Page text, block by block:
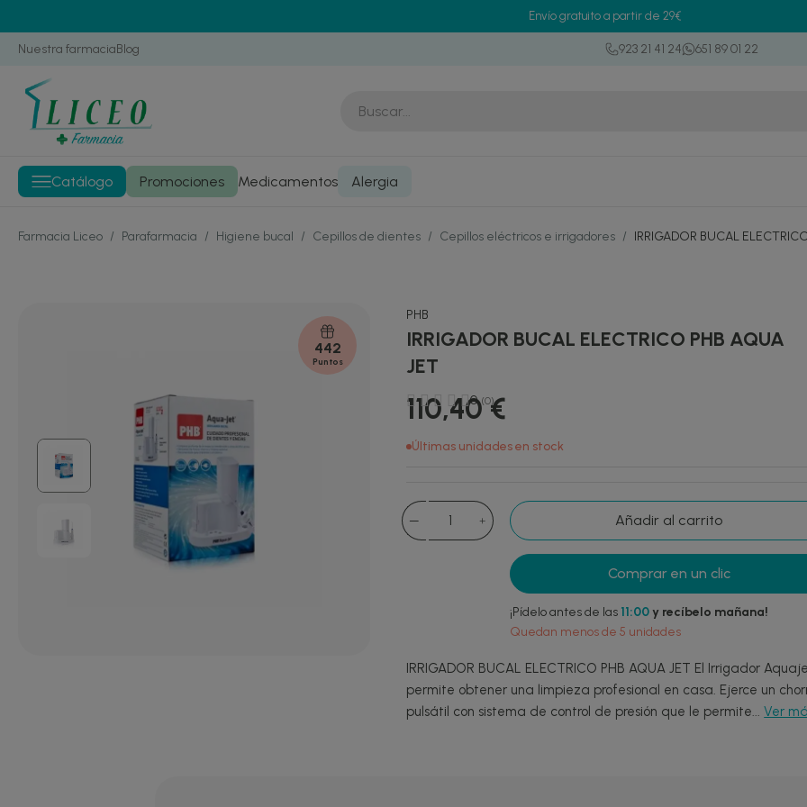
Envío gratuito a partir de 29€
Nuestra farmaciaBlog 923 21 41 24 651 89 01 22
Catálogo Promociones Medicamentos Alergia
Farmacia Liceo / Parafarmacia / Higiene bucal / Cepillos de dientes / Cepillos eléctricos e irrigadores / IRRIGADOR BUCAL
442
Puntos
PHB
IRRIGADOR BUCAL ELECTRICO PHB AQUA
JET
110,40 €
0 (0)
Últimas unidades en stock
Añadir al carrito
Comprar en un clic
¡Pídelo antes de las 11:00y recíbelo mañana!
Quedan menos de 5 unidades
IRRIGADOR BUCAL ELECTRICO PHB AQUA JET El Irrigador
permite obtener una limpieza profesional en casa. Ejerce un
pulsátil con sistema de control de presión que le permite...Ver